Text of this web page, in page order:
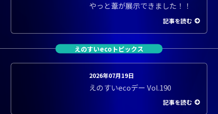
やっと葦が展示できました！！
記事を読む
えのすいecoトピックス
2026年07月19日
えのすいecoデー Vol.190
記事を読む